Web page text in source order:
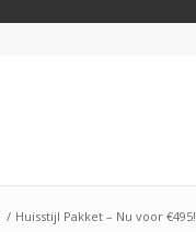
/ Huisstijl Pakket – Nu voor €495!